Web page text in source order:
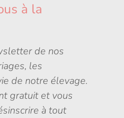
à la
de nos
les
de notre élevage.
gratuit et vous
à tout